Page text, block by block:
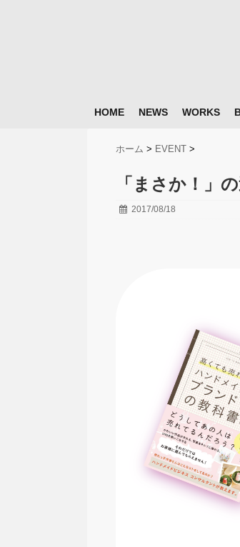
HOME NEWS WORKS
ホーム > EVENT >
「まさか！」
2017/08/18